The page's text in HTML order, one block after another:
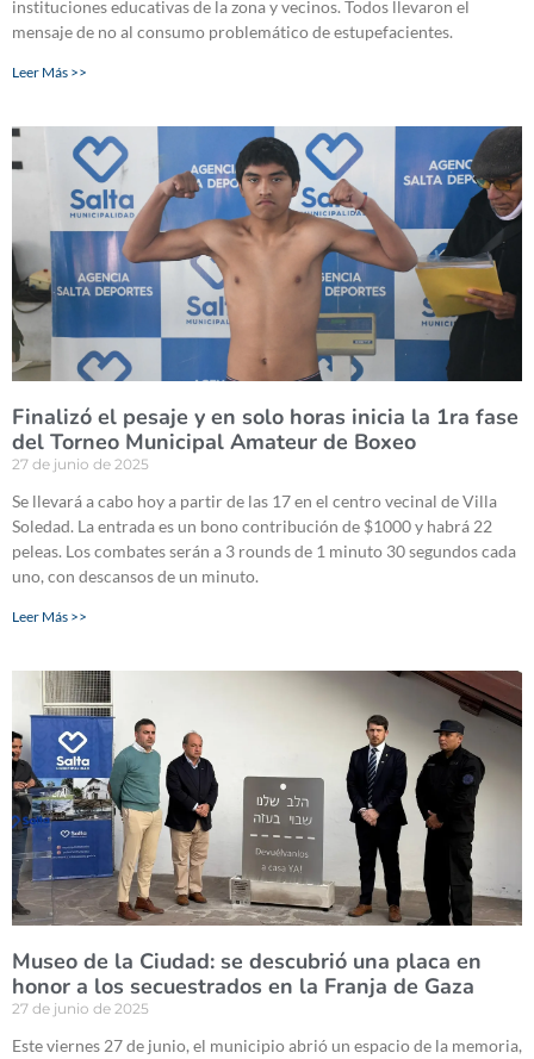
instituciones educativas de la zona y vecinos. Todos llevaron el
mensaje de no al consumo problemático de estupefacientes.
Leer Más >>
Finalizó el pesaje y en solo horas inicia la 1ra fase
del Torneo Municipal Amateur de Boxeo
27 de junio de 2025
Se llevará a cabo hoy a partir de las 17 en el centro vecinal de Villa
Soledad. La entrada es un bono contribución de $1000 y habrá 22
peleas. Los combates serán a 3 rounds de 1 minuto 30 segundos cada
uno, con descansos de un minuto.
Leer Más >>
Museo de la Ciudad: se descubrió una placa en
honor a los secuestrados en la Franja de Gaza
27 de junio de 2025
Este viernes 27 de junio, el municipio abrió un espacio de la memoria,